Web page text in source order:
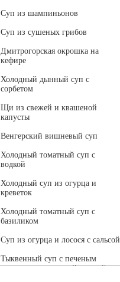
Суп из шампиньонов
Суп из сушеных грибов
Дмитрогорская окрошка на
кефире
Холодный дынный суп с
сорбетом
Щи из свежей и квашеной
капусты
Венгерский вишневый суп
Холодный томатный суп с
водкой
Холодный суп из огурца и
креветок
Холодный томатный суп с
базиликом
Суп из огурца и лосося с сальсой
Тыквенный суп с печеным
чесноком и томатной сальсой